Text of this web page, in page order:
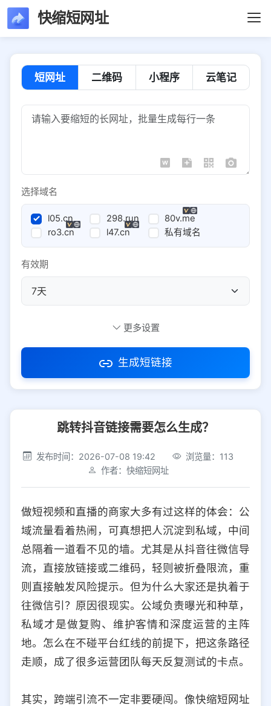
快缩短网址
短网址 二维码 小程序 云笔记
选择域名
l05.cn 298.run
80v.me
ro3.cn
l47.cn 私有域名
有效期
访问密码
社交平台 电商平台
选择防红平台类型，避免链接被拦截
iOS Android PC 其他
选择允许访问的平台类型
更多设置
生成短链接
跳转抖音链接需要怎么生成？
发布时间：2026-07-08 19:42
浏览量：113
作者：快缩短网址
做短视频和直播的商家大多有过这样的体会：公
域流量看着热闹，可真想把人沉淀到私域，中间
总隔着一道看不见的墙。尤其是从抖音往微信导
流，直接放链接或二维码，轻则被折叠限流，重
则直接触发风险提示。但为什么大家还是执着于
往微信引？原因很现实。公域负责曝光和种草，
私域才是做复购、维护客情和深度运营的主阵
地。怎么在不碰平台红线的前提下，把这条路径
走顺，成了很多运营团队每天反复测试的卡点。
其实，跨端引流不一定非要硬闯。像快缩短网址